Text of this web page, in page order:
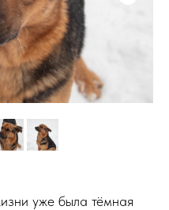
уже была тёмная